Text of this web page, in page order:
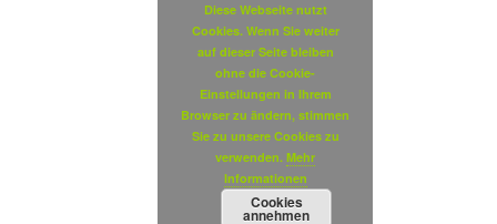
Diese Webseite nutzt
Cookies. Wenn Sie weiter
auf dieser Seite bleiben
ohne die Cookie-
Einstellungen in Ihrem
Browser zu ändern, stimmen
Sie zu unsere Cookies zu
verwenden. Mehr
Informationen
Cookies
annehmen